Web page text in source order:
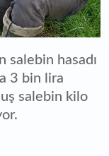
hasadı
3 bin lira
salebin kilo